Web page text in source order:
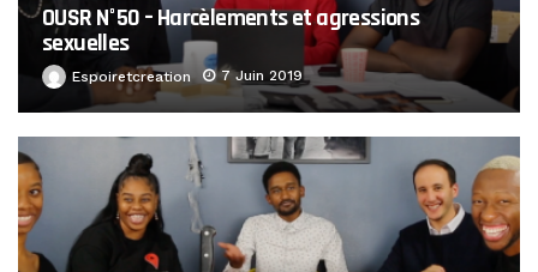
OUSR N°50 – Harcèlements et agressions
sexuelles
Espoiretcreation 7 Juin 2019